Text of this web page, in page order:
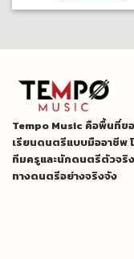
Tempo Music คือพื้นที่ข
เรียนดนตรีแบบมืออาชีพ
ทีมครูและนักดนตรีตัวจริ
ทางดนตรีอย่างจริงจัง